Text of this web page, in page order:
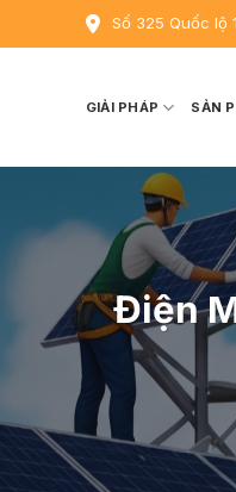
to
Số 325 Quốc lộ
GIẢI PHÁP SẢN
Điện